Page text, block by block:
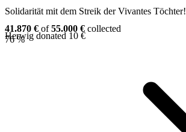
Solidarität mit dem Streik der Vivantes Töchter!
41.870 € of55.000 € collected
76 %
Herwig donated 10 €